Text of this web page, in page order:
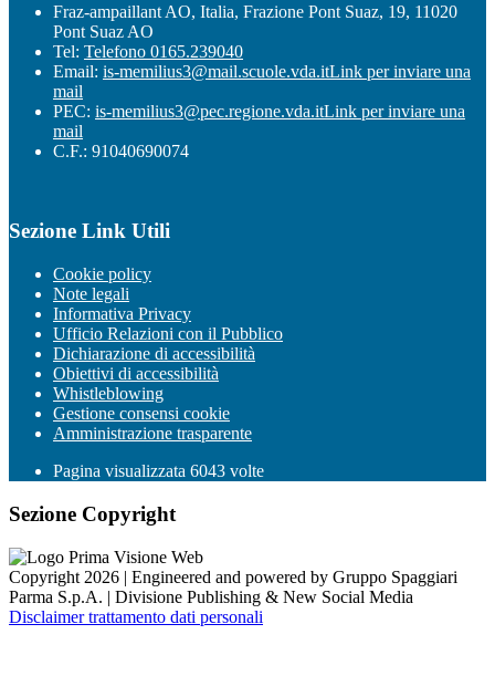
Fraz-ampaillant AO, Italia, Frazione Pont Suaz, 19, 11020
Pont Suaz AO
Tel: Telefono 0165.239040
Email: is-memilius3@mail.scuole.vda.itLink per inviare una
mail
PEC: is-memilius3@pec.regione.vda.itLink per inviare una
mail
C.F.: 91040690074
Sezione Link Utili
Cookie policy
Note legali
Informativa Privacy
Ufficio Relazioni con il Pubblico
Dichiarazione di accessibilità
Obiettivi di accessibilità
Whistleblowing
Gestione consensi cookie
Amministrazione trasparente
Pagina visualizzata 6043 volte
Sezione Copyright
Copyright 2026 | Engineered and powered by Gruppo Spaggiari
Parma S.p.A. | Divisione Publishing & New Social Media
Disclaimer trattamento dati personali